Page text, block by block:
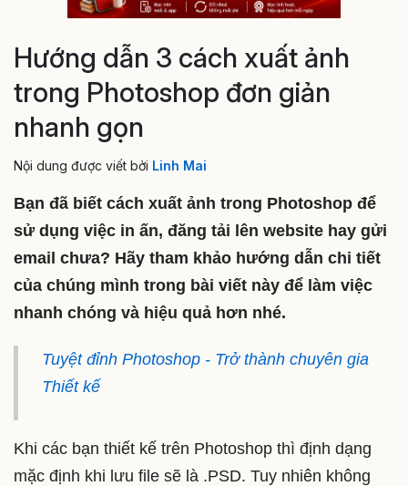
Hướng dẫn 3 cách xuất ảnh
trong Photoshop đơn giản
nhanh gọn
Nội dung được viết bởi Linh Mai
Bạn đã biết cách xuất ảnh trong Photoshop để
sử dụng việc in ấn, đăng tải lên website hay gửi
email chưa? Hãy tham khảo hướng dẫn chi tiết
của chúng mình trong bài viết này để làm việc
nhanh chóng và hiệu quả hơn nhé.
Tuyệt đỉnh Photoshop - Trở thành chuyên gia
Thiết kế
Khi các bạn thiết kế trên Photoshop thì định dạng
mặc định khi lưu file sẽ là .PSD. Tuy nhiên không